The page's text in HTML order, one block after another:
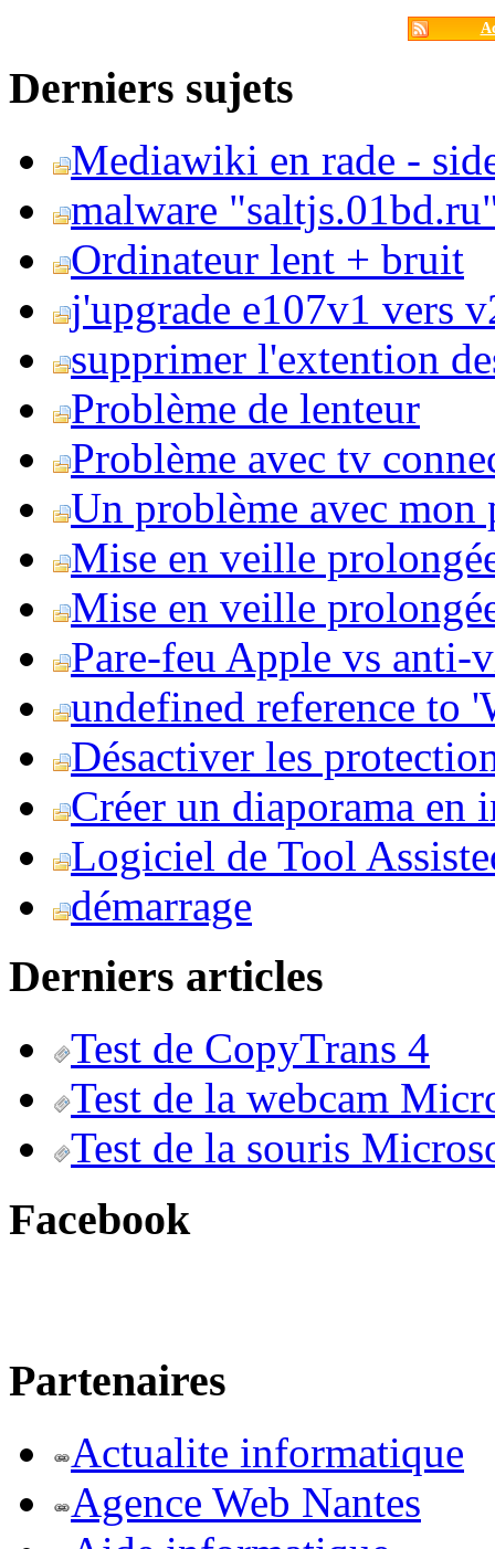
Derniers sujets
Mediawiki en rade -
malware
Ordinateur lent + bruit
j'upgrade e107v1 vers
supprimer l'extention
Problème de lenteur
Problème avec tv
Un problème avec mon
Mise en veille
Mise en veille
Pare-feu Apple vs anti-
undefined reference to
Désactiver les
Créer un diaporama en
Logiciel de Tool
démarrage
Derniers articles
Test de CopyTrans 4
Test de la webcam
Test de la souris
Facebook
Partenaires
Actualite informatique
Agence Web Nantes